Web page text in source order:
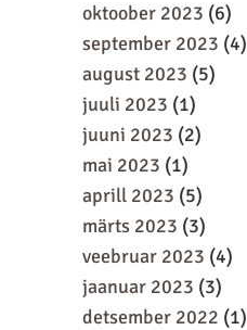
oktoober 2023 (6)
september 2023 (4)
august 2023 (5)
juuli 2023 (1)
juuni 2023 (2)
mai 2023 (1)
aprill 2023 (5)
märts 2023 (3)
veebruar 2023 (4)
jaanuar 2023 (3)
detsember 2022 (1)